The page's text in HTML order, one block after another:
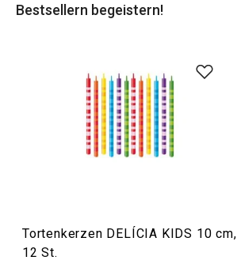
und später servieren können.
Bestsellern begeistern!
Tortenkerzen DELÍCIA KIDS 10 cm,
12 St.